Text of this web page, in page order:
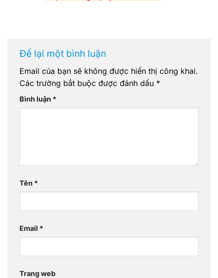
Để lại một bình luận
Email của bạn sẽ không được hiển thị công khai.
Các trường bắt buộc được đánh dấu *
Bình luận *
Tên *
Email *
Trang web